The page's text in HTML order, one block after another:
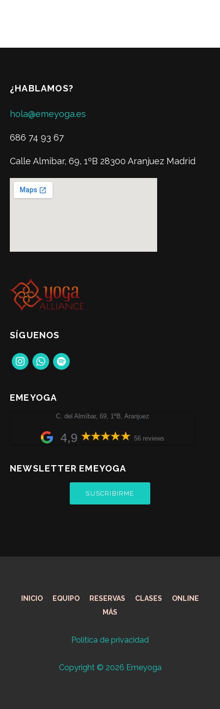
¿HABLAMOS?
hola@emeyoga.es
686 74 93 67
Calle Almibar, 69, 1ºB 28300 Aranjuez Madrid
SÍGUENOS
instagramwhatsapp
spotify
EMEYOGA
C. del Almíbar, 69, 1ºB, Aranjuez
4,9 56 reviews
NEWSLETTER EMEYOGA
SUSCRIBIRME
INICIO EQUIPO RESERVAS CLASES
ONLINE
MÁS
Política de privacidad
Copyright © 2026 Emeyoga